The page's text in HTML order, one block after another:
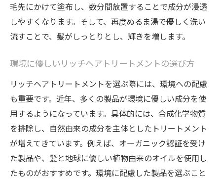
髪質に合わせたトリートメントの選び方
敏感肌におすすめのトリートメント成分
季節ごとのトリートメントケアのポイント
日常使いに最適なコスパの良いトリートメ
トリートメントとシャンプーの相性を考え
る
理想の髪に近づくためのトリートメントの使い
トリートメントの効果を最大化させる使用
頻度
毛先にかけて塗布し、数分間放置することで成分が浸透
しやすくなります。そして、再度ぬるま湯で優しく洗い
流すことで、髪がしっとりとし、輝きを増します。
環境に優しいリッチヘアトリートメントの選び方
リッチヘアトリートメントを選ぶ際には、環境への配慮
も重要です。近年、多くの製品が環境に優しい成分を使
用するようになっています。具体的には、合成化学物質
を排除し、自然由来の成分を主体としたトリートメント
が増えてきています。例えば、オーガニック認証を受け
た製品や、髪と地球に優しい植物由来のオイルを使用し
たものがおすすめです。環境に配慮した製品を選ぶこと